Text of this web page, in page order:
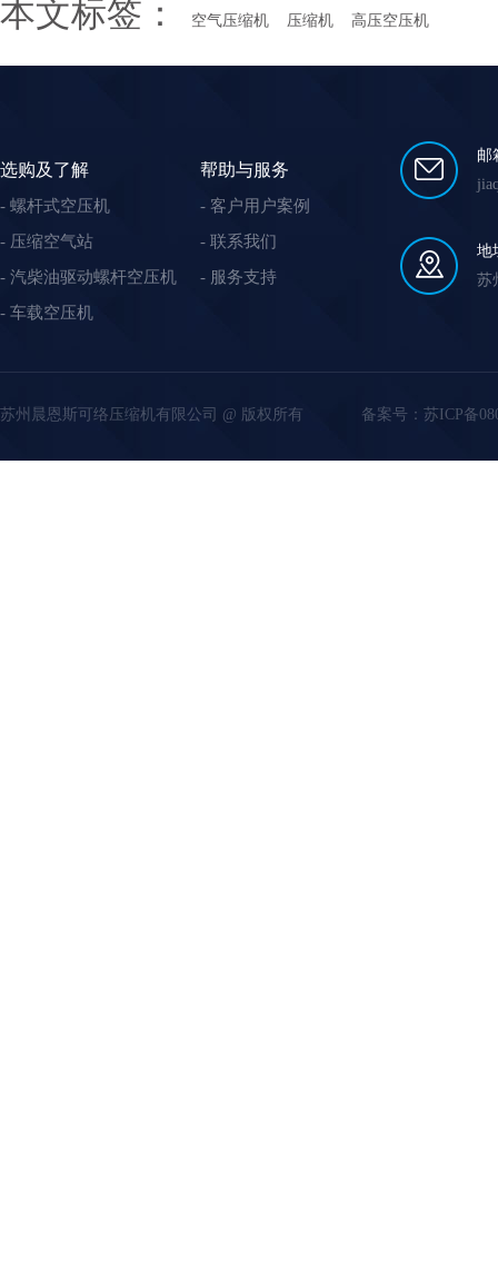
本文标签： 空气压缩机 压缩机 高压空压机
选购及了解
螺杆式空压机
压缩空气站
汽柴油驱动螺杆空压机
车载空压机
帮助与服务
客户用户案例
联系我们
服务支持
邮
地
苏
苏州晨恩斯可络压缩机有限公司 @ 版权所有 备案号： 苏ICP备